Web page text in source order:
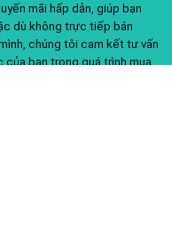
mãi hấp dẫn, giúp bạn
dù không trực tiếp bán
chúng tôi cam kết tư vấn
bạn trong quá trình mua